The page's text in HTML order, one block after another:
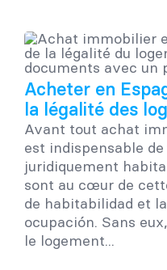
Acheter en
la légalité des
Avant tout achat
est indispensable
juridiquement
sont au cœur de
de habitabilidad et
ocupación. Sans
le logement...